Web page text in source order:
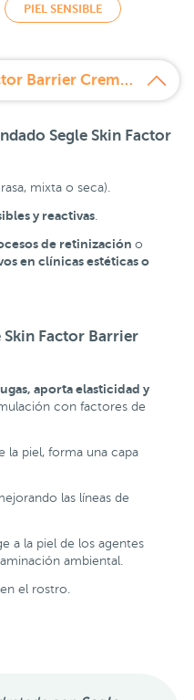
PIEL SENSIBLE
¿Qué es Segle Skin Factor Barrier Crema gel?
Segle Skin Factor
mixta o seca).
y reactivas.
de retinización o
en clínicas estéticas o
Skin Factor Barrier
aporta elasticidad y
con factores de
la piel, forma una capa
las líneas de
a la piel de los agentes
ambiental.
en el rostro.